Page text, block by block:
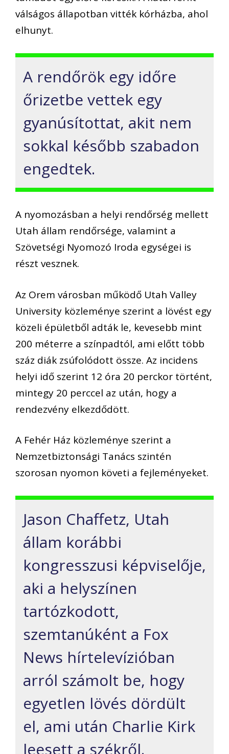
válságos állapotban vitték kórházba, ahol
elhunyt.
A rendőrök egy időre
őrizetbe vettek egy
gyanúsítottat, akit nem
sokkal később szabadon
engedtek.
A nyomozásban a helyi rendőrség mellett
Utah állam rendőrsége, valamint a
Szövetségi Nyomozó Iroda egységei is
részt vesznek.
Az Orem városban működő Utah Valley
University közleménye szerint a lövést egy
közeli épületből adták le, kevesebb mint
200 méterre a színpadtól, ami előtt több
száz diák zsúfolódott össze. Az incidens
helyi idő szerint 12 óra 20 perckor történt,
mintegy 20 perccel az után, hogy a
rendezvény elkezdődött.
A Fehér Ház közleménye szerint a
Nemzetbiztonsági Tanács szintén
szorosan nyomon követi a fejleményeket.
Jason Chaffetz, Utah
állam korábbi
kongresszusi képviselője,
aki a helyszínen
tartózkodott,
szemtanúként a Fox
News hírtelevízióban
arról számolt be, hogy
egyetlen lövés dördült
el, ami után Charlie Kirk
leesett a székről.